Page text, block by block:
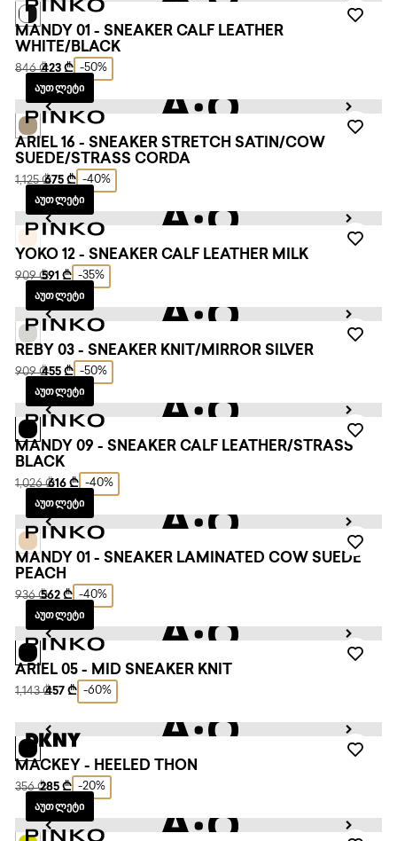
MANDY 01 - SNEAKER CALF LEATHER
WHITE/BLACK
846 ₾423 ₾ -50%
ᲐᲣᲗᲚᲔᲢᲘ
ARIEL 16 - SNEAKER STRETCH SATIN/COW
SUEDE/STRASS CORDA
1,125 ₾675 ₾ -40%
ᲐᲣᲗᲚᲔᲢᲘ
YOKO 12 - SNEAKER CALF LEATHER MILK
909 ₾591 ₾ -35%
ᲐᲣᲗᲚᲔᲢᲘ
REBY 03 - SNEAKER KNIT/MIRROR SILVER
909 ₾455 ₾ -50%
ᲐᲣᲗᲚᲔᲢᲘ
MANDY 09 - SNEAKER CALF LEATHER/STRASS
BLACK
1,026 ₾616 ₾ -40%
ᲐᲣᲗᲚᲔᲢᲘ
MANDY 01 - SNEAKER LAMINATED COW SUEDE
PEACH
936 ₾562 ₾ -40%
ᲐᲣᲗᲚᲔᲢᲘ
ARIEL 05 - MID SNEAKER KNIT
1,143 ₾457 ₾ -60%
MACKEY - HEELED THON
356 ₾285 ₾ -20%
ᲐᲣᲗᲚᲔᲢᲘ